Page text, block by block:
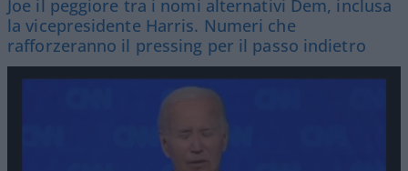
Joe il peggiore tra i nomi alternativi Dem, inclusa
la vicepresidente Harris. Numeri che
rafforzeranno il pressing per il passo indietro